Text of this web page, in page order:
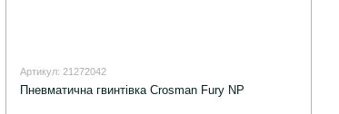
Артикул: 21272042
Пневматична гвинтівка Crosman Fury NP